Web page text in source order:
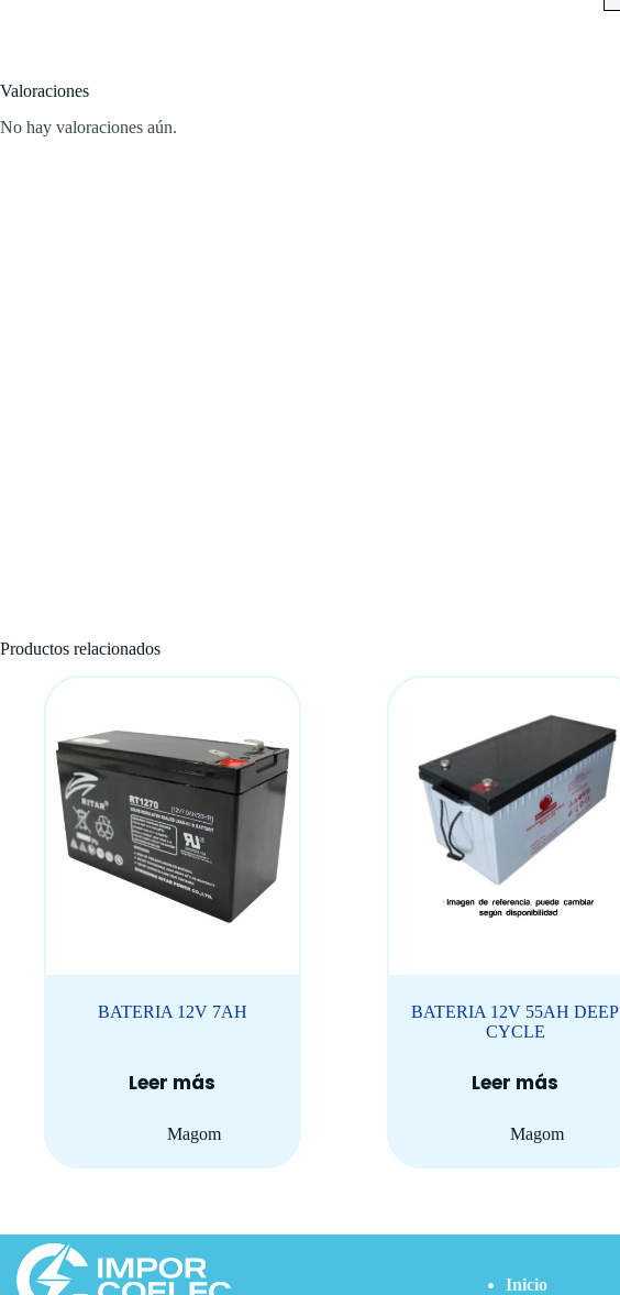
Valoraciones
No hay valoraciones aún.
Productos relacionados
BATERIA 12V 7AH
Leer más
Magom
BATERIA 12V 55AH DEEP
CYCLE
Leer más
Magom
Inicio